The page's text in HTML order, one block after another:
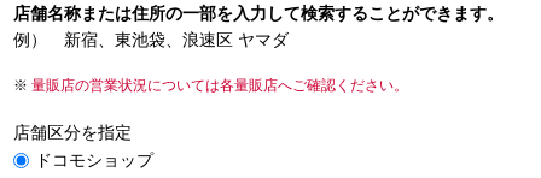
店舗名称または住所の一部を入力して検索することができます。
例） 新宿、東池袋、浪速区 ヤマダ
量販店の営業状況については各量販店へご確認ください。
店舗区分を指定
ドコモショップ